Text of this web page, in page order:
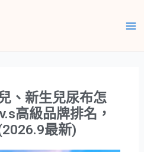
、新生兒尿布怎
高級品牌排名，
最新)